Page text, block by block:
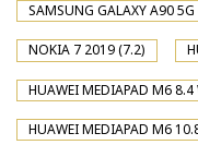
SAMSUNG GALAXY A90
NOKIA 7 2019 (7.2)
HUAWEI MEDIAPAD M6 8.4
HUAWEI MEDIAPAD M6